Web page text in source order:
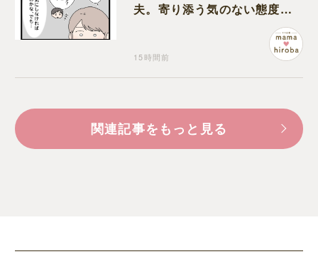
夫。寄り添う気のない態度に
15時間前
関連記事をもっと見る